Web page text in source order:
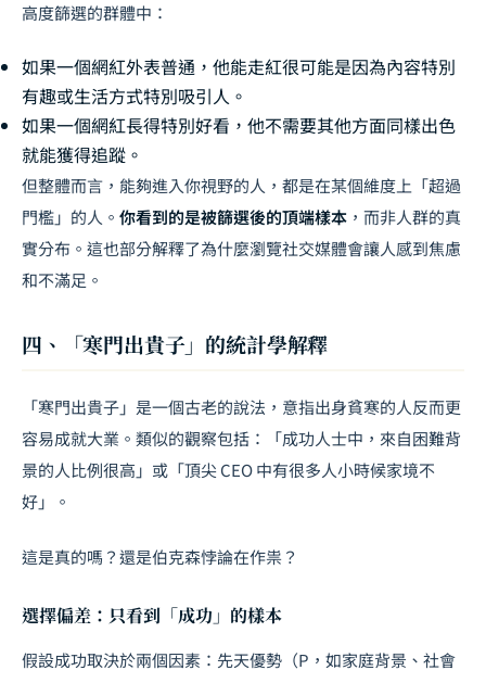
高度篩選的群體中：
如果一個網紅外表普通，他能走紅很可能是因為內容特別
有趣或生活方式特別吸引人。
如果一個網紅長得特別好看，他不需要其他方面同樣出色
就能獲得追蹤。
但整體而言，能夠進入你視野的人，都是在某個維度上「超過
門檻」的人。 你看到的是被篩選後的頂端樣本 ，而非人群的真
實分布。這也部分解釋了為什麼瀏覽社交媒體會讓人感到焦慮
和不滿足。
四、「寒門出貴子」的統計學解釋
「寒門出貴子」是一個古老的說法，意指出身貧寒的人反而更
容易成就大業。類似的觀察包括：「成功人士中，來自困難背
景的人比例很高」或「頂尖 CEO 中有很多人小時候家境不
好」。
這是真的嗎？還是伯克森悖論在作祟？
選擇偏差：只看到「成功」的樣本
假設成功取決於兩個因素：先天優勢（P，如家庭背景、社會